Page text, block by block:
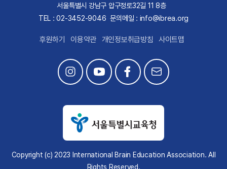
서울특별시 강남구 압구정로32길 11 8층
TEL : 02-3452-9046 문의메일 : info@ibrea.org
후원하기 이용약관 개인정보취급방침 사이트맵
Copyright (c) 2023 International Brain Education Association. All
Rights Reserved.